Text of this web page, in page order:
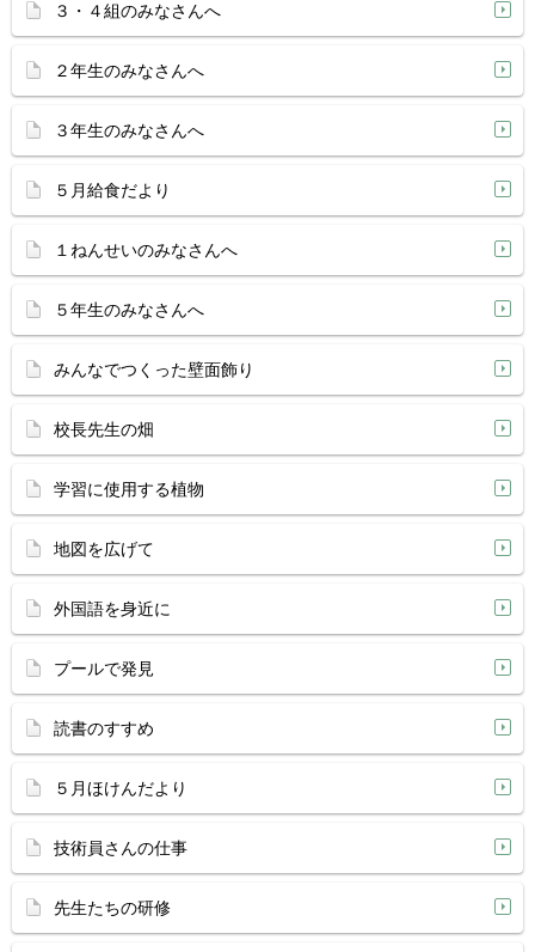
３・４組のみなさんへ
２年生のみなさんへ
３年生のみなさんへ
５月給食だより
１ねんせいのみなさんへ
５年生のみなさんへ
みんなでつくった壁面飾り
校長先生の畑
学習に使用する植物
地図を広げて
外国語を身近に
プールで発見
読書のすすめ
５月ほけんだより
技術員さんの仕事
先生たちの研修